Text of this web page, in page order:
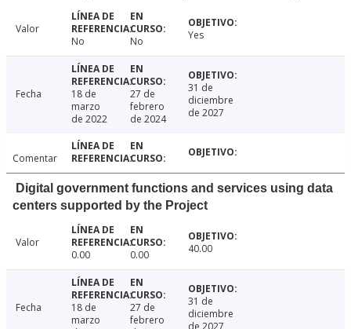
Valor
No
No Yes
Fecha
18 de
marzo
de 2022
27 de
febrero
de 2024
31 de
diciembre
de 2027
Comentar
Digital government functions and services using data
centers supported by the Project
Valor
0.00
0.00 40.00
Fecha
18 de
marzo
27 de
febrero
31 de
diciembre